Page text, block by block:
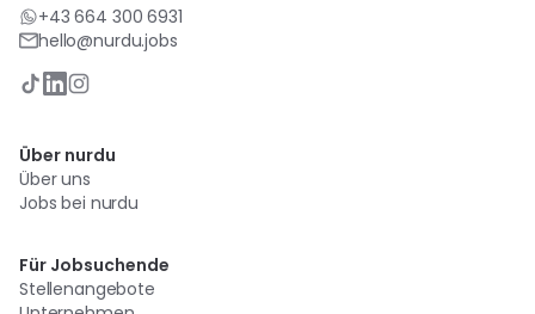
+43 664 300 6931
hello@nurdu.jobs
Über nurdu
Über uns
Jobs bei nurdu
Für Jobsuchende
Stellenangebote